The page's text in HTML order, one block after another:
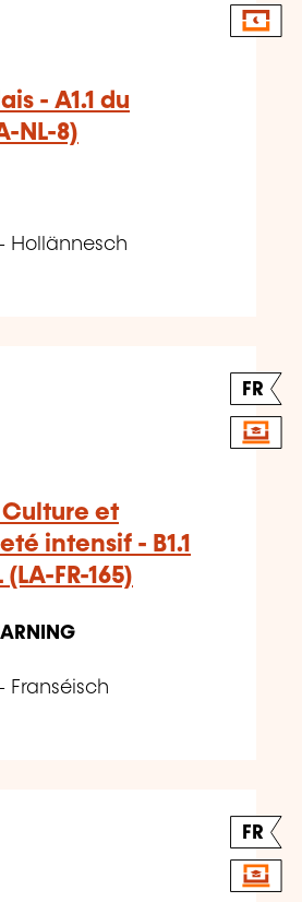
- A1.1 du
NL-8)
Hollännesch
FR
Culture et
intensif - B1.1
FR-165)
Franséisch
FR